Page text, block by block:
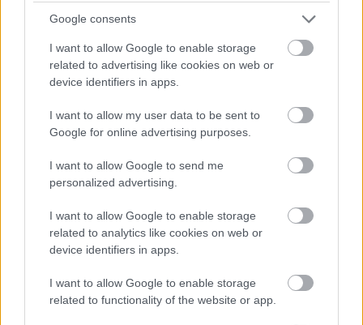
Google consents
I want to allow Google to enable storage
related to advertising like cookies on web or
device identifiers in apps.
I want to allow my user data to be sent to
Google for online advertising purposes.
I want to allow Google to send me
personalized advertising.
I want to allow Google to enable storage
related to analytics like cookies on web or
device identifiers in apps.
I want to allow Google to enable storage
related to functionality of the website or app.
Balogh Tamás
Lassuló fejlesztési ütemre számít a Red Bull
Mivel egy új F1-es szabályrendszer első idényéről van szó,
várható volt, hogy kiélezett lesz a fejlesztési háború a csapatok
csomagot az istállók többségénél, ezek pedig rendszerint
valóban előrelépést is jelentettek (talán a Haas és a Williams
Miamiban és a Spielbergben bevetett csomag, ám Laurent
Mekies csapatfőnök szerint az évad hátralévő részében már
lassulni fog a fejlesztési ütemük, részben azért, mert a
költségeket meg kell osztani a 2027-es autó munkálatai között
„Nem tudom, a többiekkel mi a helyzet, de az biztos, hogy egy